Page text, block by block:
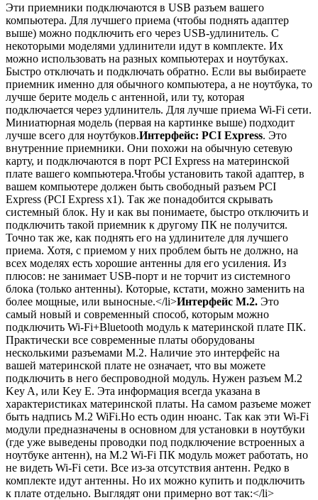
Эти приемники подключаются в USB разъем вашего
компьютера. Для лучшего приема (чтобы поднять адаптер
выше) можно подключить его через USB-удлинитель. С
некоторыми моделями удлинители идут в комплекте. Их
можно использовать на разных компьютерах и ноутбуках.
Быстро отключать и подключать обратно. Если вы выбираете
приемник именно для обычного компьютера, а не ноутбука, то
лучше берите модель с антенной, или ту, которая
подключается через удлинитель. Для лучше приема Wi-Fi сети.
Миниатюрная модель (первая на картинке выше) подходит
лучше всего для ноутбуков.Интерфейс: PCI Express. Это
внутренние приемники. Они похожи на обычную сетевую
карту, и подключаются в порт PCI Express на материнской
плате вашего компьютера.Чтобы установить такой адаптер, в
вашем компьютере должен быть свободный разъем PCI
Express (PCI Express x1). Так же понадобится скрывать
системный блок. Ну и как вы понимаете, быстро отключить и
подключить такой приемник к другому ПК не получится.
Точно так же, как поднять его на удлинителе для лучшего
приема. Хотя, с приемом у них проблем быть не должно, на
всех моделях есть хорошие антенны для его усиления. Из
плюсов: не занимает USB-порт и не торчит из системного
блока (только антенны). Которые, кстати, можно заменить на
более мощные, или выносные.</li>Интерфейс M.2. Это
самый новый и современный способ, которым можно
подключить Wi-Fi+Bluetooth модуль к материнской плате ПК.
Практически все современные платы оборудованы
несколькими разъемами M.2. Наличие это интерфейс на
вашей материнской плате не означает, что вы можете
подключить в него беспроводной модуль. Нужен разъем M.2
Key A, или Key E. Эта информация всегда указана в
характеристиках материнской платы. На самом разъеме может
быть надпись M.2 WiFi.Но есть один нюанс. Так как эти Wi-Fi
модули предназначены в основном для установки в ноутбуки
(где уже выведены проводки под подключение встроенных а
ноутбуке антенн), на M.2 Wi-Fi ПК модуль может работать, но
не видеть Wi-Fi сети. Все из-за отсутствия антенн. Редко в
комплекте идут антенны. Но их можно купить и подключить
к плате отдельно. Выглядят они примерно вот так:</li>